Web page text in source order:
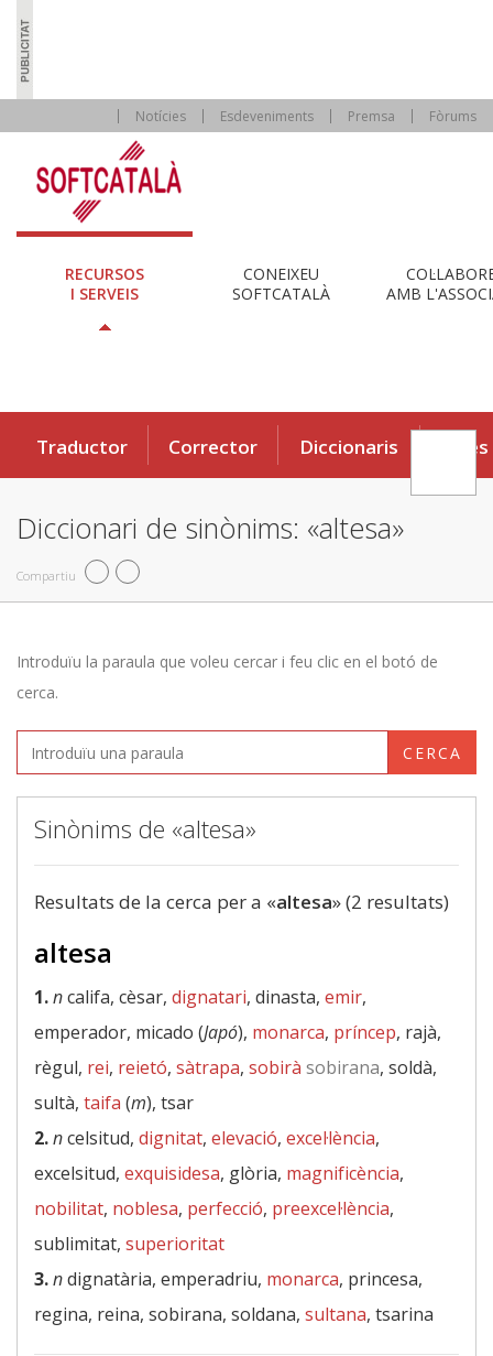
Notícies Esdeveniments Premsa Fòrums
RECURSOS
I SERVEIS
CONEIXEU
SOFTCATALÀ
AMB
Traductor Corrector Diccionaris Eines
Diccionari de sinònims: «altesa»
Compartiu
Introduïu la paraula que voleu cercar i feu clic en el botó de
cerca.
CERCA
Sinònims de «altesa»
Resultats de la cerca per a «altesa» (2 resultats)
altesa
1.ncalifa, cèsar, dignatari, dinasta, emir,
emperador, micado (Japó), monarca, príncep, rajà,
règul, rei, reietó, sàtrapa, sobirà sobirana, soldà,
sultà, taifa (m), tsar
2.ncelsitud, dignitat, elevació, excel·lència,
excelsitud, exquisidesa, glòria, magnificència,
nobilitat, noblesa, perfecció, preexcel·lència,
sublimitat, superioritat
3.ndignatària, emperadriu, monarca, princesa,
regina, reina, sobirana, soldana, sultana, tsarina